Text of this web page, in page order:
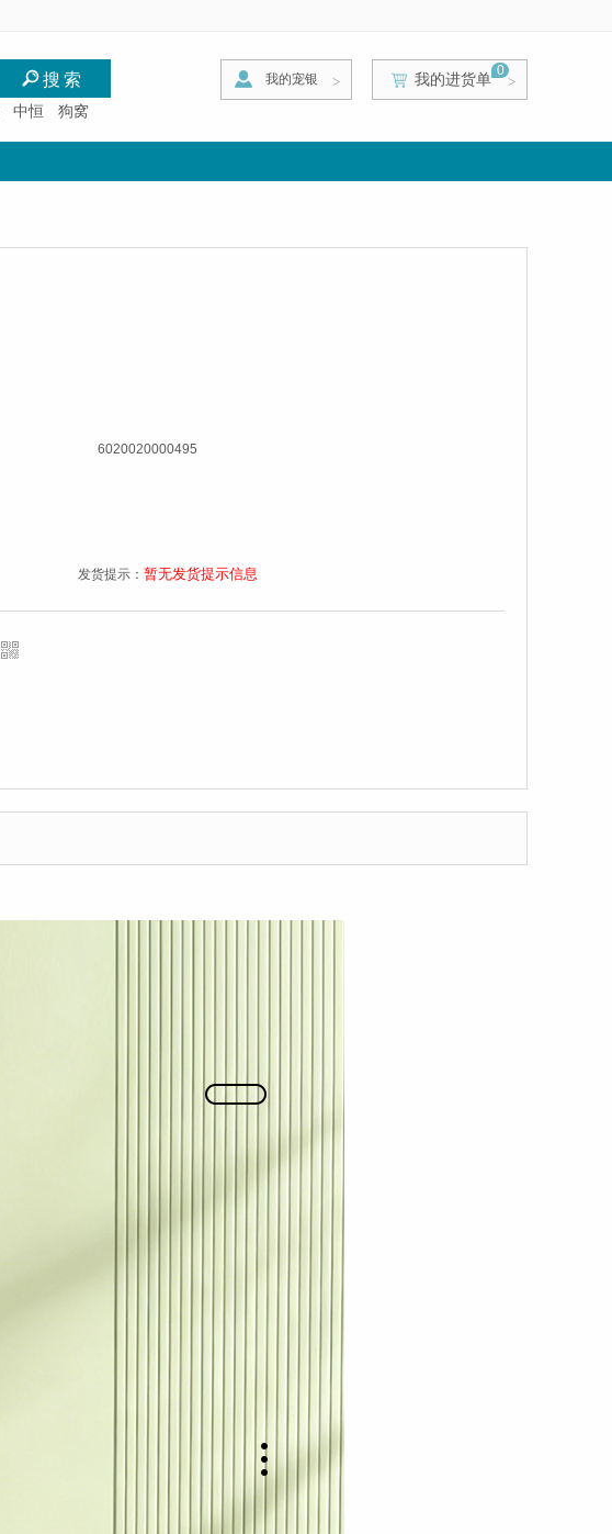
I搜索
中恒 狗窝
>
我的宠银 > >
0
我的进货单
6020020000495
发货提示： 暂无发货提示信息
i